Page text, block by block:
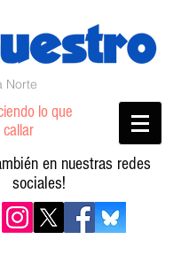
Norte
lo que
callar
en nuestras redes
sociales!